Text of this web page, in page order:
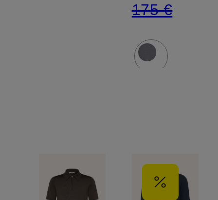
175 €